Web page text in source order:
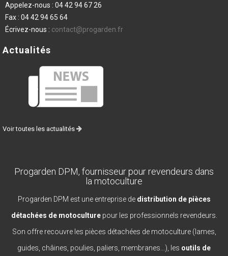
Appelez-nous : 04 42 94 67 26
Fax : 04 42 94 65 64
Écrivez-nous : contact@progarden.fr
Actualités
Voir toutes les actualités
Progarden DPM, fournisseur pour revendeurs dans
la motoculture
Progarden DPM est une entreprise de distribution de pièces
détachées de motoculturepour les professionnels revendeurs.
Son offre recouvre les pièces détachées de motoculture (lames,
guides, châines, poulies, paliers, membranes...), les outils de